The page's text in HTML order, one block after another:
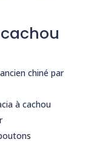
chiné par
à cachou